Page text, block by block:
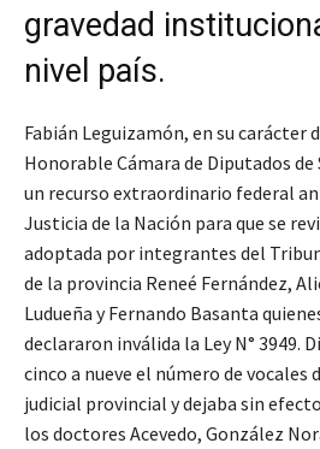
gravedad
nivel país.
Fabián Leguizamón, en su carácter
Honorable Cámara de Diputados
un recurso extraordinario federal
Justicia de la Nación para que se
adoptada por integrantes del
de la provincia Reneé Fernández,
Ludueña y Fernando Basanta
declararon inválida la Ley N° 3949.
cinco a nueve el número de vocales
judicial provincial y dejaba sin
los doctores Acevedo, González